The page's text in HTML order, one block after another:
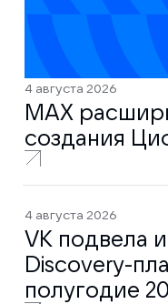
4 августа 2026
MAX
создания
4 августа 2026
VK подвела
Discovery-
полугодие